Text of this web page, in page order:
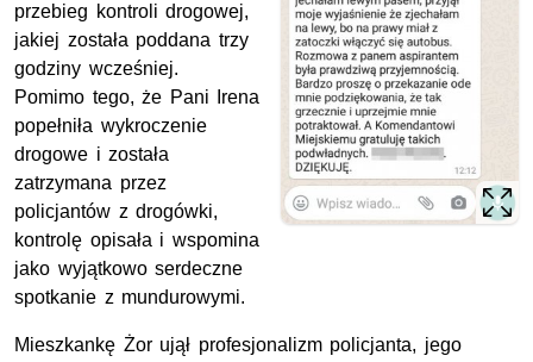
przebieg kontroli drogowej,
jakiej została poddana trzy
godziny wcześniej.
Pomimo tego, że Pani Irena
popełniła wykroczenie
drogowe i została
zatrzymana przez
policjantów z drogówki,
kontrolę opisała i wspomina
jako wyjątkowo serdeczne
spotkanie z mundurowymi.
Mieszkankę Żor ujął profesjonalizm policjanta, jego